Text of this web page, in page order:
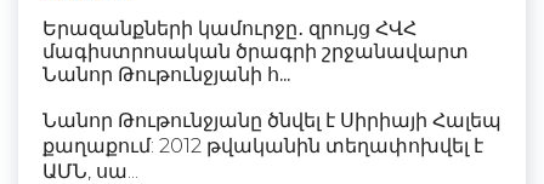
Երազանքների կամուրջը․ զրույց ՀՎՀ
մագիստրոսական ծրագրի շրջանավարտ
Նանոր Թութունջյանի հ...
Նանոր Թութունջյանը ծնվել է Սիրիայի Հալեպ
քաղաքում: 2012 թվականին տեղափոխվել է
ԱՄՆ, սա...